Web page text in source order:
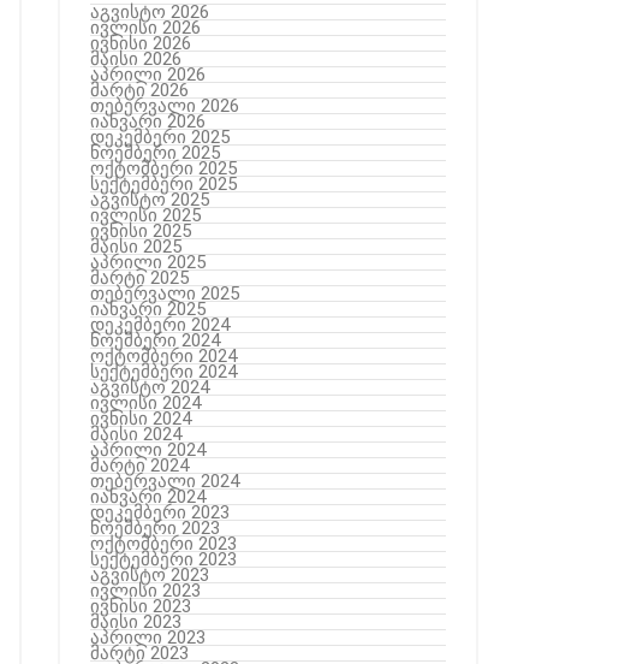
აგვისტო 2026
ივლისი 2026
ივნისი 2026
მაისი 2026
აპრილი 2026
მარტი 2026
თებერვალი 2026
იანვარი 2026
დეკემბერი 2025
ნოემბერი 2025
ოქტომბერი 2025
სექტემბერი 2025
აგვისტო 2025
ივლისი 2025
ივნისი 2025
მაისი 2025
აპრილი 2025
მარტი 2025
თებერვალი 2025
იანვარი 2025
დეკემბერი 2024
ნოემბერი 2024
ოქტომბერი 2024
სექტემბერი 2024
აგვისტო 2024
ივლისი 2024
ივნისი 2024
მაისი 2024
აპრილი 2024
მარტი 2024
თებერვალი 2024
იანვარი 2024
დეკემბერი 2023
ნოემბერი 2023
ოქტომბერი 2023
სექტემბერი 2023
აგვისტო 2023
ივლისი 2023
ივნისი 2023
მაისი 2023
აპრილი 2023
მარტი 2023